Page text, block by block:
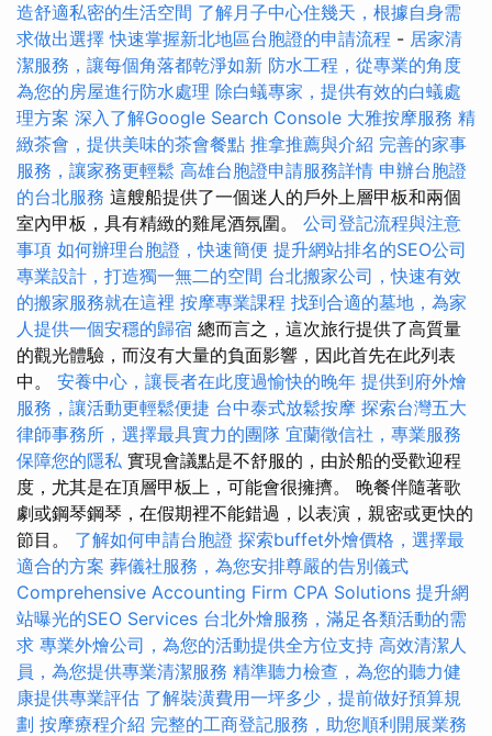
造舒適私密的生活空間 了解月子中心住幾天，根據自身需
求做出選擇 快速掌握新北地區台胞證的申請流程 - 居家清
潔服務，讓每個角落都乾淨如新 防水工程，從專業的角度
為您的房屋進行防水處理 除白蟻專家，提供有效的白蟻處
理方案 深入了解Google Search Console 大雅按摩服務 精
緻茶會，提供美味的茶會餐點 推拿推薦與介紹 完善的家事
服務，讓家務更輕鬆 高雄台胞證申請服務詳情 申辦台胞證
的台北服務 這艘船提供了一個迷人的戶外上層甲板和兩個
室內甲板，具有精緻的雞尾酒氛圍。 公司登記流程與注意
事項 如何辦理台胞證，快速簡便 提升網站排名的SEO公司
專業設計，打造獨一無二的空間 台北搬家公司，快速有效
的搬家服務就在這裡 按摩專業課程 找到合適的墓地，為家
人提供一個安穩的歸宿 總而言之，這次旅行提供了高質量
的觀光體驗，而沒有大量的負面影響，因此首先在此列表
中。 安養中心，讓長者在此度過愉快的晚年 提供到府外燴
服務，讓活動更輕鬆便捷 台中泰式放鬆按摩 探索台灣五大
律師事務所，選擇最具實力的團隊 宜蘭徵信社，專業服務
保障您的隱私 實現會議點是不舒服的，由於船的受歡迎程
度，尤其是在頂層甲板上，可能會很擁擠。 晚餐伴隨著歌
劇或鋼琴鋼琴，在假期裡不能錯過，以表演，親密或更快的
節目。 了解如何申請台胞證 探索buffet外燴價格，選擇最
適合的方案 葬儀社服務，為您安排尊嚴的告別儀式
Comprehensive Accounting Firm CPA Solutions 提升網
站曝光的SEO Services 台北外燴服務，滿足各類活動的需
求 專業外燴公司，為您的活動提供全方位支持 高效清潔人
員，為您提供專業清潔服務 精準聽力檢查，為您的聽力健
康提供專業評估 了解裝潢費用一坪多少，提前做好預算規
劃 按摩療程介紹 完整的工商登記服務，助您順利開展業務